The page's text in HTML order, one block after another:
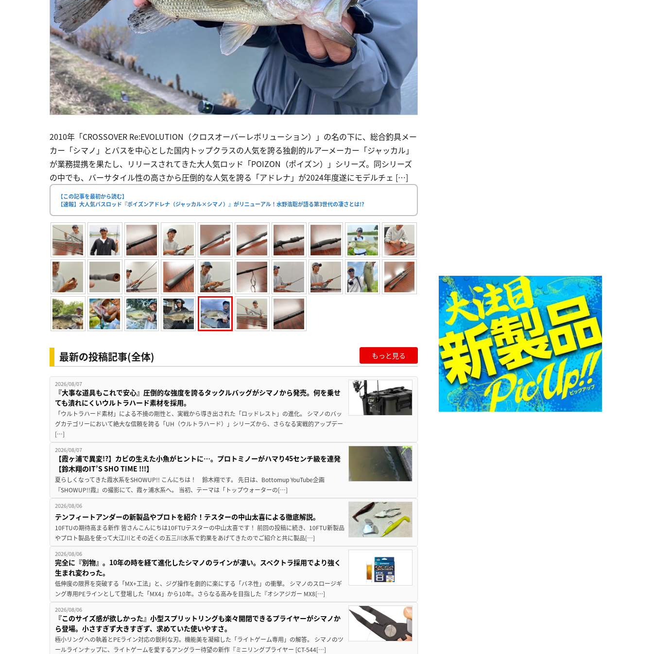
2010年「CROSSOVER Re:EVOLUTION（クロスオーバーレボリューション）」の名の下に、総合釣具メー
カー「シマノ」とバスを中心とした国内トップクラスの人気を誇る独創的ルアーメーカー「ジャッカル」
が業務提携を果たし、リリースされてきた大人気ロッド「POIZON（ポイズン）」シリーズ。同シリーズ
の中でも、バーサタイル性の高さから圧倒的な人気を誇る「アドレナ」が2024年度遂にモデルチェ […]
【この記事を最初から読む】
【速報】大人気バスロッド『ポイズンアドレナ（ジャッカル×シマノ）』がリニューアル！水野浩聡が語る第3世代の凄さとは!?
最新の投稿記事(全体) もっと見る
2026/08/07
『大事な道具もこれで安心』圧倒的な強度を誇るタックルバッグがシマノから発売。何を乗せ
ても潰れにくいウルトラハード素材を採用。
「ウルトラハード素材」による不撓の剛性と、実戦から導き出された「ロッドレスト」の進化。 シマノのバッ
グカテゴリーにおいて絶大な信頼を誇る「UH（ウルトラハード）」シリーズから、さらなる実戦的アップデー
[…]
2026/08/07
【霞ヶ浦で異変!?】カビの生えた小魚がヒントに…。プロトミノーがハマり45センチ級を連発
【鈴木翔のIT’S SHO TIME !!!】
夏らしくなってきた霞水系をSHOWUP!! こんにちは！ 鈴木翔です。 先日は、Bottomup YouTube企画
『SHOWUP!!霞』の撮影にて、霞ヶ浦水系へ。 当初、テーマは「トップウォーターの[…]
2026/08/06
テンフィートアンダーの新製品やプロトを紹介！テスターの中山太喜による徹底解説。
10FTUの期待高まる新作 皆さんこんにちは10FTUテスターの中山太喜です！ 前回の投稿に続き、10FTU新製品
やプロト製品を使って大江川とその近くの五三川水系で釣果をあげてきたのでご紹介と共に製品[…]
2026/08/06
完全に『別物』。10年の時を経て進化したシマノのラインが凄い。スペクトラ採用でより強く
生まれ変わった。
低伸度の限界を突破する「MX+工法」と、ジグ操作を劇的に楽にする「バネ性」の衝撃。 シマノのスロージギ
ング専用PEラインとして登場した「MX4」から10年。さらなる高みを目指した『オシアジガー MX8[…]
2026/08/06
『このサイズ感が欲しかった』小型スプリットリングも楽々開閉できるプライヤーがシマノか
ら登場。小さすぎず大きすぎず、求めていた使いやすさ。
極小リングへの執着とPEライン対応の鋭利な刃。機能美を凝縮した「ライトゲーム専用」の解答。 シマノのツ
ールラインナップに、ライトゲームを愛するアングラー待望の新作『ミニリングプライヤー [CT-544[…]